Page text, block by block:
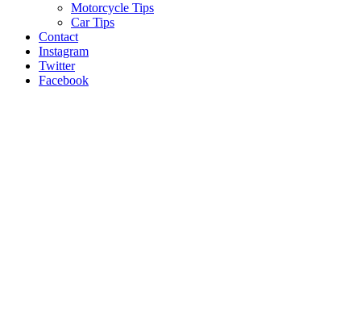
Motorcycle Tips
Car Tips
Contact
Instagram
Twitter
Facebook